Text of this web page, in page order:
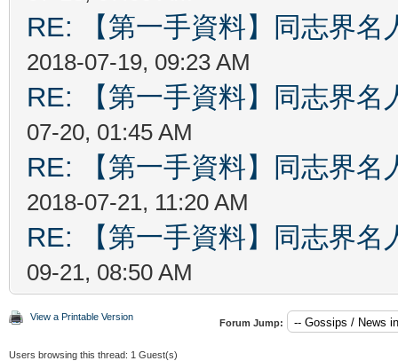
RE: 【第一手資料】同志界名
2018-07-19, 09:23 AM
RE: 【第一手資料】同志界名
07-20, 01:45 AM
RE: 【第一手資料】同志界名
2018-07-21, 11:20 AM
RE: 【第一手資料】同志界名
09-21, 08:50 AM
View a Printable Version
Forum Jump:
Users browsing this thread: 1 Guest(s)